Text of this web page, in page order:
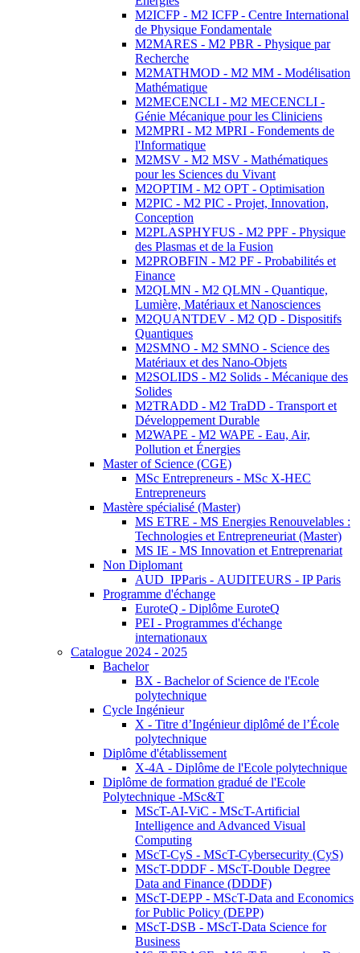
M2ICFP - M2 ICFP - Centre International
de Physique Fondamentale
M2MARES - M2 PBR - Physique par
Recherche
M2MATHMOD - M2 MM - Modélisation
Mathématique
M2MECENCLI - M2 MECENCLI -
Génie Mécanique pour les Cliniciens
M2MPRI - M2 MPRI - Fondements de
l'Informatique
M2MSV - M2 MSV - Mathématiques
pour les Sciences du Vivant
M2OPTIM - M2 OPT - Optimisation
M2PIC - M2 PIC - Projet, Innovation,
Conception
M2PLASPHYFUS - M2 PPF - Physique
des Plasmas et de la Fusion
M2PROBFIN - M2 PF - Probabilités et
Finance
M2QLMN - M2 QLMN - Quantique,
Lumière, Matériaux et Nanosciences
M2QUANTDEV - M2 QD - Dispositifs
Quantiques
M2SMNO - M2 SMNO - Science des
Matériaux et des Nano-Objets
M2SOLIDS - M2 Solids - Mécanique des
Solides
M2TRADD - M2 TraDD - Transport et
Développement Durable
M2WAPE - M2 WAPE - Eau, Air,
Pollution et Énergies
Master of Science (CGE)
MSc Entrepreneurs - MSc X-HEC
Entrepreneurs
Mastère spécialisé (Master)
MS ETRE - MS Energies Renouvelables :
Technologies et Entrepreneuriat (Master)
MS IE - MS Innovation et Entreprenariat
Non Diplomant
AUD_IPParis - AUDITEURS - IP Paris
Programme d'échange
EuroteQ - Diplôme EuroteQ
PEI - Programmes d'échange
internationaux
Catalogue 2024 - 2025
Bachelor
BX - Bachelor of Science de l'Ecole
polytechnique
Cycle Ingénieur
X - Titre d’Ingénieur diplômé de l’École
polytechnique
Diplôme d'établissement
X-4A - Diplôme de l'Ecole polytechnique
Diplôme de formation gradué de l'Ecole
Polytechnique -MSc&T
MScT-AI-ViC - MScT-Artificial
Intelligence and Advanced Visual
Computing
MScT-CyS - MScT-Cybersecurity (CyS)
MScT-DDDF - MScT-Double Degree
Data and Finance (DDDF)
MScT-DEPP - MScT-Data and Economics
for Public Policy (DEPP)
MScT-DSB - MScT-Data Science for
Business